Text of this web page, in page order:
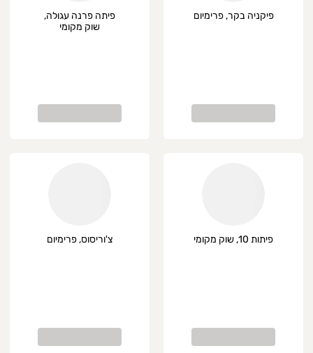
פיקניה בקר, פרימיום
פיתה פרנה עגולה,
שוק מקומי
פיתות 10, שוק מקומי צ'וריסוס, פרימיום